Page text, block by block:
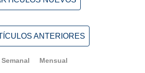
ANTERIORES
Semanal Mensual